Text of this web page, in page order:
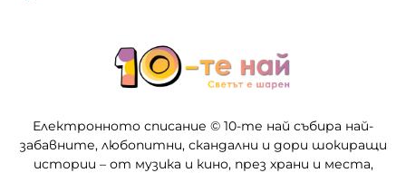
Електронното списание © 10-те най събира най-
забавните, любопитни, скандални и дори шокиращи
истории – от музика и кино, през храни и места,